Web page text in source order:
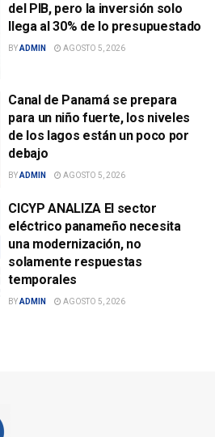
del PIB, pero la inversión solo
llega al 30% de lo presupuestado
BYADMIN AGOSTO 5, 2026
Canal de Panamá se prepara
para un niño fuerte, los niveles
de los lagos están un poco por
debajo
BYADMIN AGOSTO 5, 2026
CICYP ANALIZA El sector
eléctrico panameño necesita
una modernización, no
solamente respuestas
temporales
BYADMIN AGOSTO 5, 2026